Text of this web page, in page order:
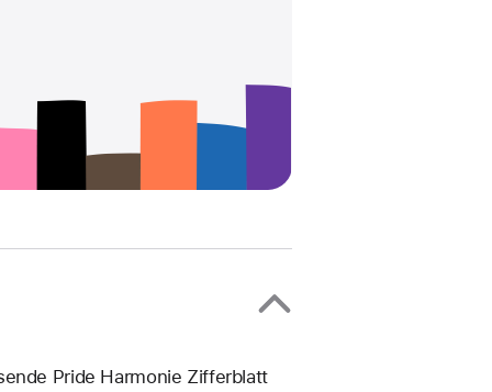
Pride Harmonie Zifferblatt